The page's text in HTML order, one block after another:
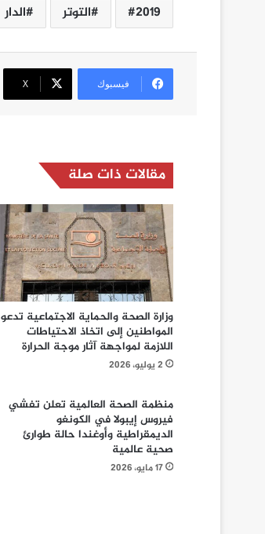
2019 التوتر الدار
فيسبوك ‫X
مقالات ذات صلة
وزارة الصحة والحماية الاجتماعية تدعو
المواطنين إلى اتخاذ الاحتياطات
اللازمة لمواجهة آثار موجة الحرارة
2 يوليو، 2026
منظمة الصحة العالمية تعلن تفشي
فيروس إيبولا في الكونغو
الديمقراطية وأوغندا حالة طوارئ
صحية عالمية
17 مايو، 2026